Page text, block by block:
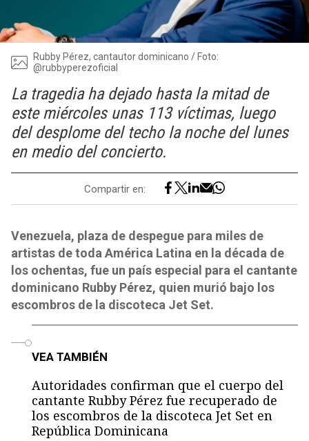
Rubby Pérez, cantautor dominicano / Foto:
@rubbyperezoficial
La tragedia ha dejado hasta la mitad de
este miércoles unas 113 víctimas, luego
del desplome del techo la noche del lunes
en medio del concierto.
Compartir en:
Venezuela, plaza de despegue para miles de
artistas de toda América Latina en la década de
los ochentas, fue un país especial para el cantante
dominicano Rubby Pérez, quien murió bajo los
escombros de la discoteca Jet Set.
VEA TAMBIÉN
Autoridades confirman que el cuerpo del
cantante Rubby Pérez fue recuperado de
los escombros de la discoteca Jet Set en
República Dominicana